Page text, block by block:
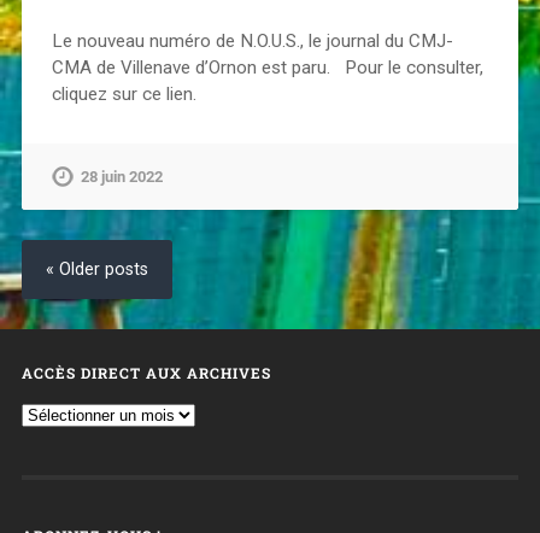
Le nouveau numéro de N.O.U.S., le journal du CMJ-
CMA de Villenave d’Ornon est paru. Pour le consulter,
cliquez sur ce lien.
28 juin 2022
« Older posts
ACCÈS DIRECT AUX ARCHIVES